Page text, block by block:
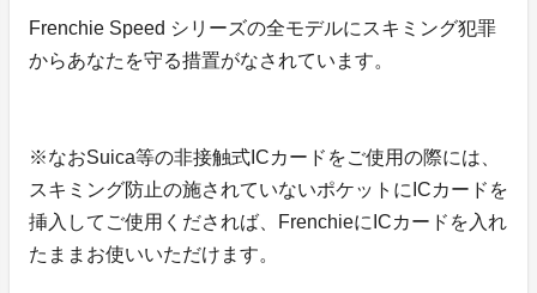
Frenchie Speed シリーズの全モデルにスキミング犯罪
からあなたを守る措置がなされています。
※なおSuica等の非接触式ICカードをご使用の際には、
スキミング防止の施されていないポケットにICカードを
挿入してご使用くだされば、FrenchieにICカードを入れ
たままお使いいただけます。